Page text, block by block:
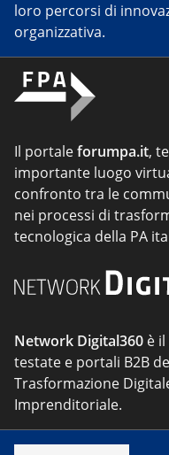
loro percorsi di
organizzativa.
Il portaleforumpa.it,
importante luogo
confronto tra le
nei processi di
tecnologica della PA
Network Digital360 è
testate e portali B2B
Trasformazione
Imprenditoriale.